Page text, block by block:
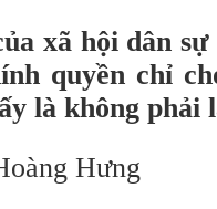
xã hội dân
quyền chỉ
là không
Hưng